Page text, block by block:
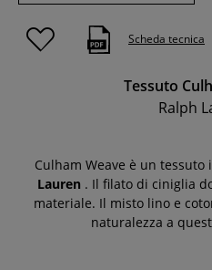
Scheda tecnica
Tessuto
Ralph
Culham Weave è un
Lauren . Il filato di ciniglia
materiale. Il misto lino e
naturalezza a